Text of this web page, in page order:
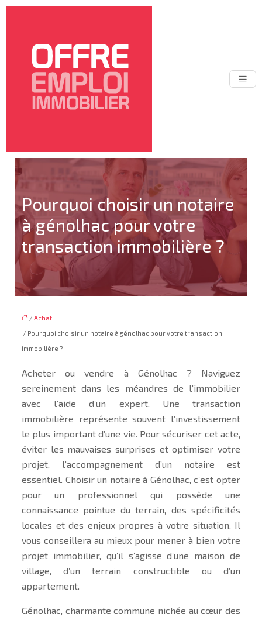
Pourquoi choisir un notaire
à génolhac pour votre
transaction immobilière ?
/Achat
/ Pourquoi choisir un notaire à génolhac pour votre transaction
immobilière ?
Acheter ou vendre à Génolhac ? Naviguez
sereinement dans les méandres de l’immobilier
avec l’aide d’un expert. Une transaction
immobilière représente souvent l’investissement
le plus important d’une vie. Pour sécuriser cet acte,
éviter les mauvaises surprises et optimiser votre
projet, l’accompagnement d’un notaire est
essentiel. Choisir un notaire à Génolhac, c’est opter
pour un professionnel qui possède une
connaissance pointue du terrain, des spécificités
locales et des enjeux propres à votre situation. Il
vous conseillera au mieux pour mener à bien votre
projet immobilier, qu’il s’agisse d’une maison de
village, d’un terrain constructible ou d’un
appartement.
Génolhac, charmante commune nichée au cœur des